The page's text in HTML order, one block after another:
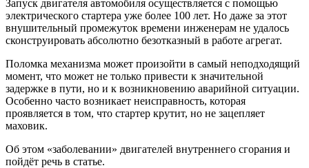
Запуск двигателя автомобиля осуществляется с помощью
электрического стартера уже более 100 лет. Но даже за этот
внушительный промежуток времени инженерам не удалось
сконструировать абсолютно безотказный в работе агрегат.
Поломка механизма может произойти в самый неподходящий
момент, что может не только привести к значительной
задержке в пути, но и к возникновению аварийной ситуации.
Особенно часто возникает неисправность, которая
проявляется в том, что стартер крутит, но не зацепляет
маховик.
Об этом «заболевании» двигателей внутреннего сгорания и
пойдёт речь в статье.